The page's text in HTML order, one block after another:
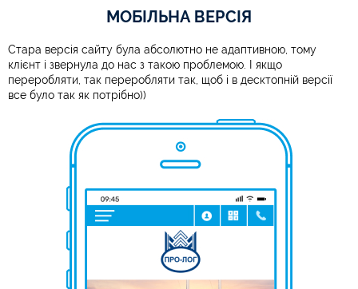
МОБІЛЬНА ВЕРСІЯ
Стара версія сайту була абсолютно не адаптивною, тому
клієнт і звернула до нас з такою проблемою. І якщо
переробляти, так переробляти так, щоб і в десктопній версії
все було так як потрібно))